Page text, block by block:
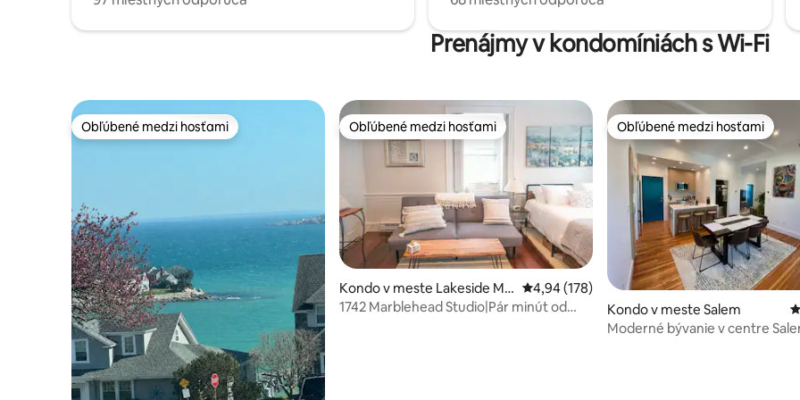
Prenájmy v kondomíniách s Wi-Fi
Obľúbené medzi hosťami
Obľúbené medzi hosťami Obľúbené medzi hosťami
Obľúbené medzi hosťami
Kondo v meste Lakeside Ma
rblehead
Priemerné ohodnotenie 4,94 z 5, počet
4,94 (178)
1742 Marblehead Studio|Pár minút od
Obľúbené medzi hosťami
Obľúbené medzi hosťami
Kondo v meste Salem
Moderné bývanie v centre